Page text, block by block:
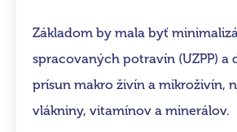
Základom by mala byť
spracovaných potravín (UZPP) a
prísun makro živín a mikroživín,
vlákniny, vitamínov a minerálov.